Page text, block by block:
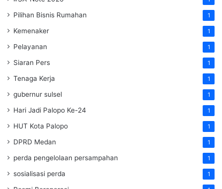
Pilihan Bisnis Rumahan 1
Kemenaker 1
Pelayanan 1
Siaran Pers 1
Tenaga Kerja 1
gubernur sulsel 1
Hari Jadi Palopo Ke-24 1
HUT Kota Palopo 1
DPRD Medan 1
perda pengelolaan persampahan 1
sosialisasi perda 1